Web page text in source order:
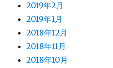
2019年2月
2019年1月
2018年12月
2018年11月
2018年10月